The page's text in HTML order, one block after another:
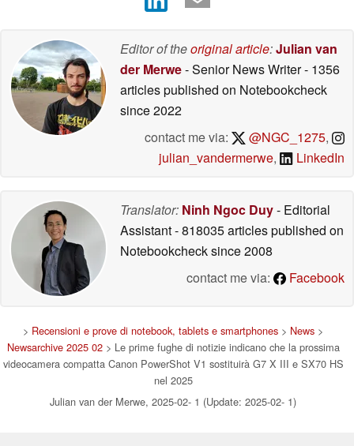
Editor of theoriginal article:Julian van
der Merwe- Senior News Writer- 1356
articles published on Notebookcheck
since 2022
contact me via:
@NGC_1275,
julian_vandermerwe, LinkedIn
Translator: Ninh Ngoc Duy- Editorial
Assistant- 818035 articles published on
Notebookchecksince 2008
contact me via:
Facebook
> Recensioni e prove di notebook, tablets e smartphones > News >
Newsarchive 2025 02> Le prime fughe di notizie indicano che la prossima
videocamera compatta Canon PowerShot V1 sostituirà G7 X III e SX70 HS
nel 2025
Julian van der Merwe, 2025-02- 1 (Update: 2025-02- 1)